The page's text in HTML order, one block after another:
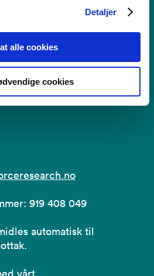
Detaljer
alle cookies
cookies
919 408 049
automatisk til